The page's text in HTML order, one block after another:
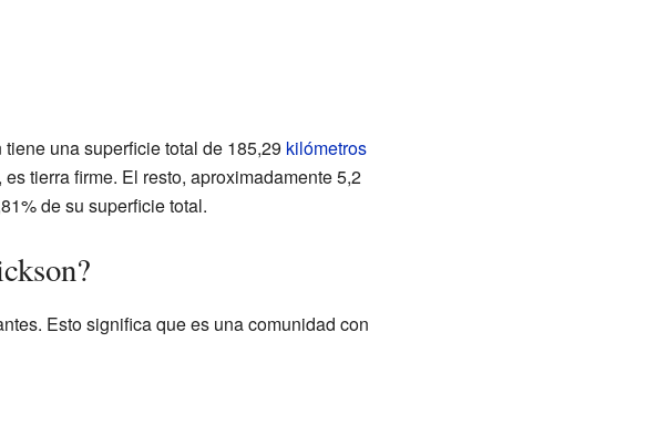
una superficie total de 185,29 kilómetros
tierra firme. El resto, aproximadamente 5,2
de su superficie total.
Esto significa que es una comunidad con